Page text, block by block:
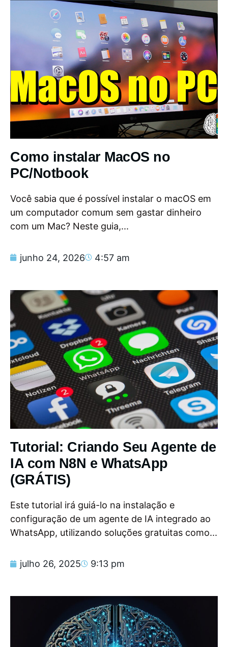
Como instalar MacOS no
PC/Notbook
Você sabia que é possível instalar o macOS em
um computador comum sem gastar dinheiro
com um Mac? Neste guia,...
junho 24, 2026 4:57 am
Tutorial: Criando Seu Agente de
IA com N8N e WhatsApp
(GRÁTIS)
Este tutorial irá guiá-lo na instalação e
configuração de um agente de IA integrado ao
WhatsApp, utilizando soluções gratuitas como...
julho 26, 2025 9:13 pm